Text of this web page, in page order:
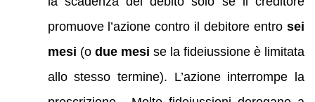
promuove l’azione contro il debitore entro sei
mesi (o due mesi se la fideiussione è limitata
allo stesso termine). L’azione interrompe la